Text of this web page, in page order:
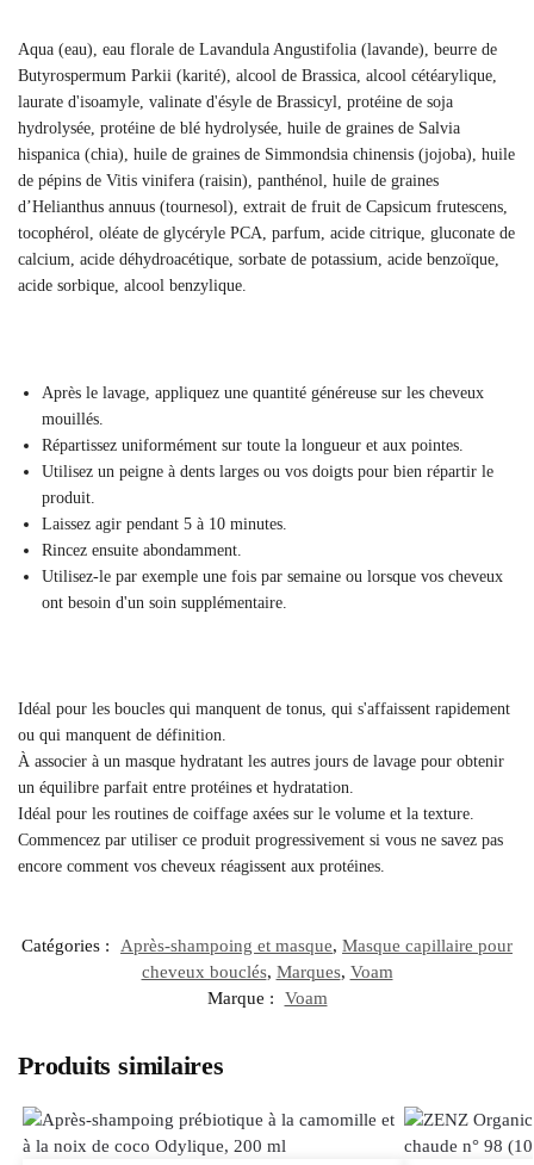
Aqua (eau), eau florale de Lavandula Angustifolia (lavande), beurre de
Butyrospermum Parkii (karité), alcool de Brassica, alcool cétéarylique,
laurate d'isoamyle, valinate d'ésyle de Brassicyl, protéine de soja
hydrolysée, protéine de blé hydrolysée, huile de graines de Salvia
hispanica (chia), huile de graines de Simmondsia chinensis (jojoba), huile
de pépins de Vitis vinifera (raisin), panthénol, huile de graines
d’Helianthus annuus (tournesol), extrait de fruit de Capsicum frutescens,
tocophérol, oléate de glycéryle PCA, parfum, acide citrique, gluconate de
calcium, acide déhydroacétique, sorbate de potassium, acide benzoïque,
acide sorbique, alcool benzylique.
Après le lavage, appliquez une quantité généreuse sur les cheveux
mouillés.
Répartissez uniformément sur toute la longueur et aux pointes.
Utilisez un peigne à dents larges ou vos doigts pour bien répartir le
produit.
Laissez agir pendant 5 à 10 minutes.
Rincez ensuite abondamment.
Utilisez-le par exemple une fois par semaine ou lorsque vos cheveux
ont besoin d'un soin supplémentaire.
Idéal pour les boucles qui manquent de tonus, qui s'affaissent rapidement
ou qui manquent de définition.
À associer à un masque hydratant les autres jours de lavage pour obtenir
un équilibre parfait entre protéines et hydratation.
Idéal pour les routines de coiffage axées sur le volume et la texture.
Commencez par utiliser ce produit progressivement si vous ne savez pas
encore comment vos cheveux réagissent aux protéines.
Catégories : Après-shampoing et masque, Masque capillaire pour
cheveux bouclés, Marques, Voam
Marque :
Voam
Produits similaires